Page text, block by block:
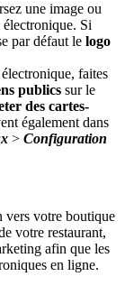
une image ou
Si
par défaut le logo
faites
publics sur le
des cartes-
également dans
> Configuration
vers votre boutique
votre restaurant,
afin que les
en ligne.